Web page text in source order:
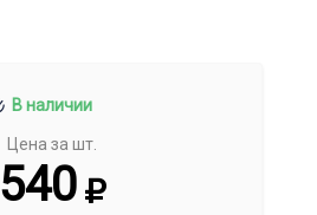
В наличии
Цена за шт.
540